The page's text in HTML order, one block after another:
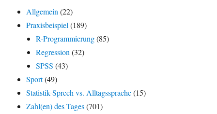
Allgemein (22)
Praxisbeispiel (189)
R-Programmierung(85)
Regression (32)
SPSS (43)
Sport(49)
Statistik-Sprech vs. Alltagssprache(15)
Zahl(en) des Tages(701)